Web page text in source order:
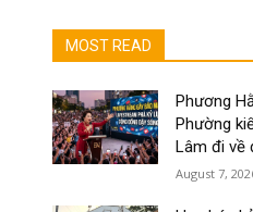
MOST READ
Phương
Phường
Lâm đi về
August 7,